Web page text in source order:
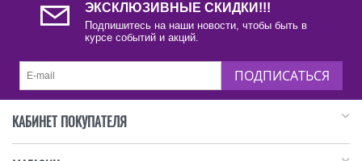
ЭКСКЛЮЗИВНЫЕ СКИДКИ!!!
Подпишитесь на наши новости, чтобы быть в
курсе событий и акций.
ПОДПИСАТЬСЯ
КАБИНЕТ ПОКУПАТЕЛЯ